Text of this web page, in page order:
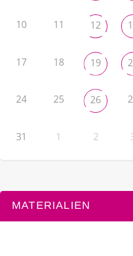
10 11 12
17 18 19
24 25 26
31 1 2
MATERIALIEN